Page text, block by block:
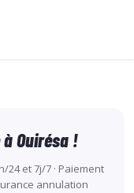
Ouirésa !
24 et 7j/7 · Paiement
annulation